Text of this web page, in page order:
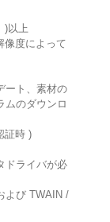
)以上
像度によって
ート、素材の
ムのダウンロ
証時 )
ドライバが必
よび TWAIN /